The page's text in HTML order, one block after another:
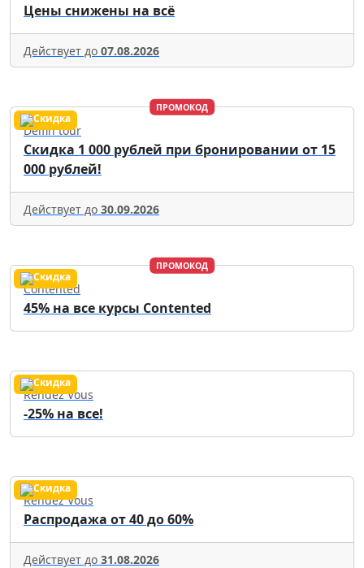
Цены снижены на всё
Действует до 07.08.2026
ПРОМОКОД
Delfin tour
Скидка 1 000 рублей при бронировании от 15
000 рублей!
Действует до 30.09.2026
ПРОМОКОД
Contented
45% на все курсы Contented
Rendez Vous
-25% на все!
Rendez Vous
Распродажа от 40 до 60%
Действует до 31.08.2026